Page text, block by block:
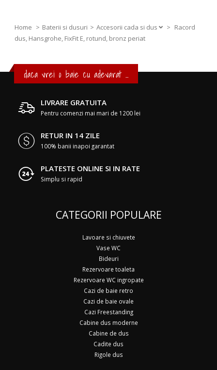
Home Baterii si dusuri Accesorii cada si dus > Racord
dus, Hansgrohe, FixFit E, rotund, bronz periat
daca vrei o baie cu adevarat ...
LIVRARE GRATUITA
Pentru comenzi mai mari de 1200 lei
RETUR IN 14 ZILE
100% banii inapoi garantat
PLATESTE ONLINE SI IN RATE
Simplu si rapid
CATEGORII POPULARE
Lavoare si chiuvete
Vase WC
Bideuri
Rezervoare toaleta
Rezervoare WC ingropate
Cazi de baie retro
Cazi de baie ovale
Cazi Freestanding
Cabine dus moderne
Cabine de dus
Cadite dus
Rigole dus